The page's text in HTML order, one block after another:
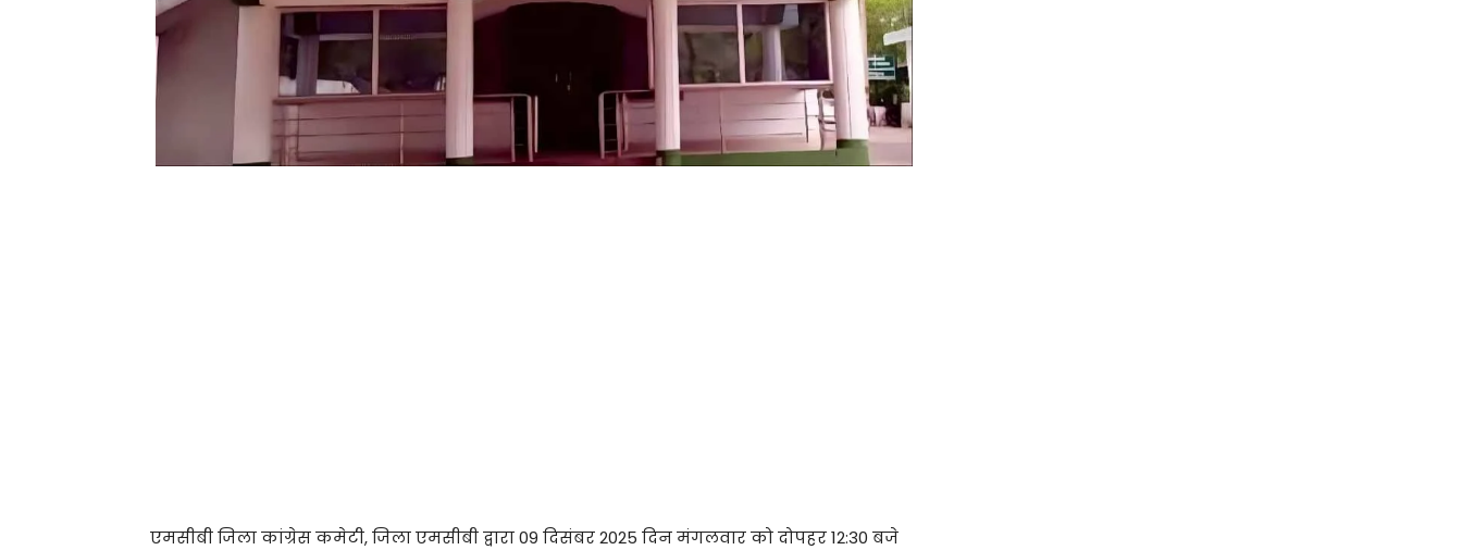
एमसीबी जिला कांग्रेस कमेटी, जिला एमसीबी द्वारा 09 दिसंबर 2025 दिन मंगलवार को दोपहर 12:30 बजे